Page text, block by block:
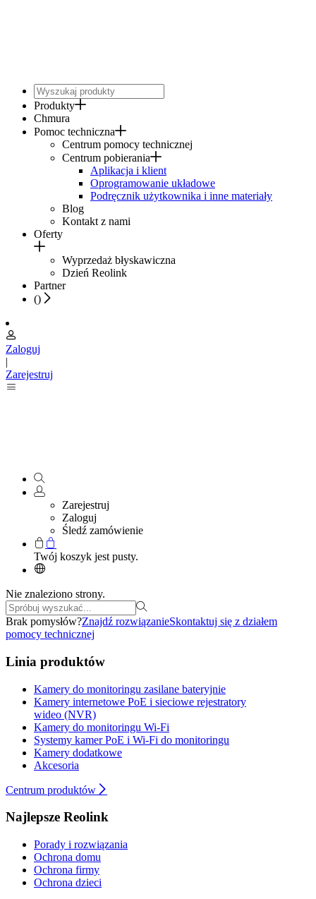
Produkty
Chmura
Pomoc techniczna
Centrum pomocy technicznej
Centrum pobierania
Aplikacja i klient
Oprogramowanie układowe
Podręcznik użytkownika i inne materiały
Blog
Kontakt z nami
Oferty
Wyprzedaż błyskawiczna
Dzień Reolink
Partner
()
Zaloguj
|
Zarejestruj
Zarejestruj
Zaloguj
Śledź zamówienie
Twój koszyk jest pusty.
Nie znaleziono strony.
Brak pomysłów?Znajdź rozwiązanieSkontaktuj się z działem
pomocy technicznej
Linia produktów
Kamery do monitoringu zasilane bateryjnie
Kamery internetowe PoE i sieciowe rejestratory
wideo (NVR)
Kamery do monitoringu Wi-Fi
Systemy kamer PoE i Wi-Fi do monitoringu
Kamery dodatkowe
Akcesoria
Centrum produktów
Najlepsze Reolink
Porady i rozwiązania
Ochrona domu
Ochrona firmy
Ochrona dzieci